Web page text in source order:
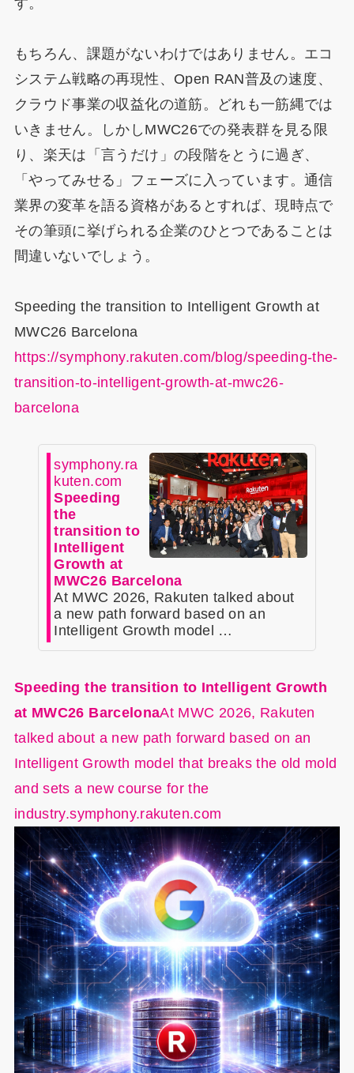
す。
もちろん、課題がないわけではありません。エコ
システム戦略の再現性、Open RAN普及の速度、
クラウド事業の収益化の道筋。どれも一筋縄では
いきません。しかしMWC26での発表群を見る限
り、楽天は「言うだけ」の段階をとうに過ぎ、
「やってみせる」フェーズに入っています。通信
業界の変革を語る資格があるとすれば、現時点で
その筆頭に挙げられる企業のひとつであることは
間違いないでしょう。
Speeding the transition to Intelligent Growth at
MWC26 Barcelona
https://symphony.rakuten.com/blog/speeding-the-
transition-to-intelligent-growth-at-mwc26-
barcelona
symphony.ra
kuten.com
Speeding
the
transition to
Intelligent
Growth at
MWC26 Barcelona
At MWC 2026, Rakuten talked about
a new path forward based on an
Intelligent Growth model …
Speeding the transition to Intelligent Growth
at MWC26 BarcelonaAt MWC 2026, Rakuten
talked about a new path forward based on an
Intelligent Growth model that breaks the old mold
and sets a new course for the
industry.symphony.rakuten.com